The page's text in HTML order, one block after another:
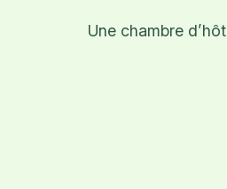
Une chambre